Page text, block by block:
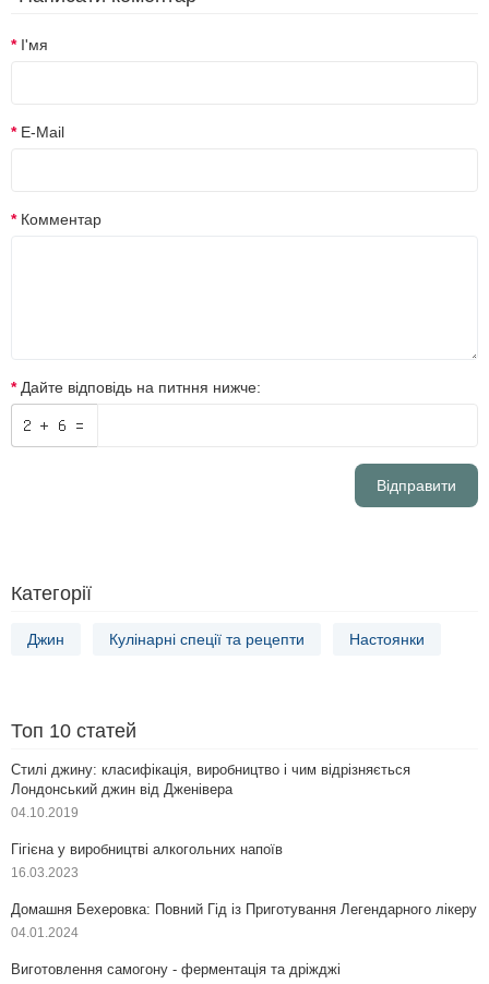
І'мя
E-Mail
Комментар
Дайте відповідь на питння нижче:
Відправити
Категорії
Джин Кулінарні спеції та рецепти Настоянки
Топ 10 статей
Стилі джину: класифікація, виробництво і чим відрізняється
Лондонський джин від Дженівера
04.10.2019
Гігієна у виробництві алкогольних напоїв
16.03.2023
Домашня Бехеровка: Повний Гід із Приготування Легендарного лікеру
04.01.2024
Виготовлення самогону - ферментація та дріжджі